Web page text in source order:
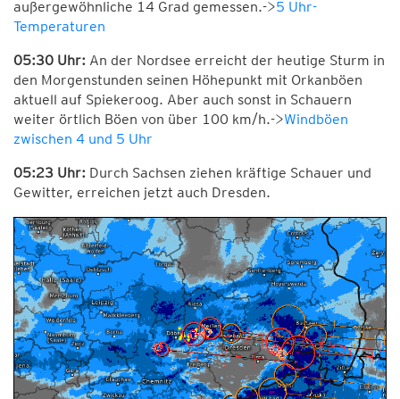
außergewöhnliche 14 Grad gemessen.->5 Uhr-
Temperaturen
05:30 Uhr: An der Nordsee erreicht der heutige Sturm in
den Morgenstunden seinen Höhepunkt mit Orkanböen
aktuell auf Spiekeroog. Aber auch sonst in Schauern
weiter örtlich Böen von über 100 km/h.->Windböen
zwischen 4 und 5 Uhr
05:23 Uhr: Durch Sachsen ziehen kräftige Schauer und
Gewitter, erreichen jetzt auch Dresden.